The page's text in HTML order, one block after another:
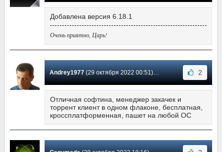
Добавлена версия 6.18.1
Очень приятно, Царь!
Andrey1977(29 октября 2022 00:51) Сообщение #570 2
Отличная софтина, менеджер закачек и
торрент клиент в одном флаконе, бесплатная,
кроссплатформенная, пашет на любой ОС